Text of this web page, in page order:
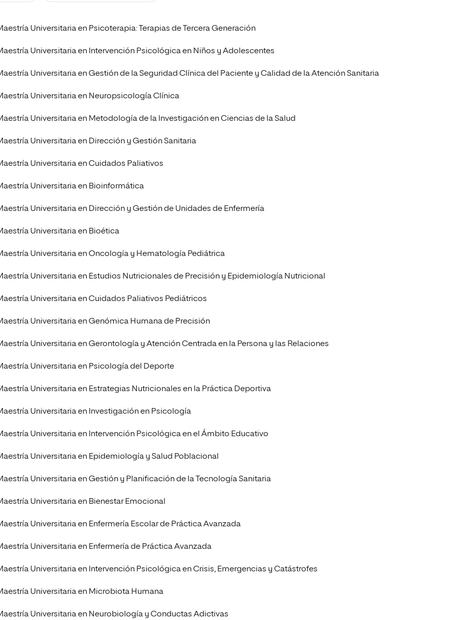
Ciencias Políticas y Relaciones
Universitaria en Psicoterapia: Terapias de Tercera Generación
Universitaria en Intervención Psicológica en Niños y Adolescentes
Universitaria en Gestión de la Seguridad Clínica del Paciente y Calidad de la Atención Sanitaria
Universitaria en Neuropsicología Clínica
Universitaria en Metodología de la Investigación en Ciencias de la Salud
Universitaria en Dirección y Gestión Sanitaria
Universitaria en Cuidados Paliativos
Universitaria en Bioinformática
Universitaria en Dirección y Gestión de Unidades de Enfermería
Universitaria en Bioética
Universitaria en Oncología y Hematología Pediátrica
Universitaria en Estudios Nutricionales de Precisión y Epidemiología Nutricional
Universitaria en Cuidados Paliativos Pediátricos
Universitaria en Genómica Humana de Precisión
Universitaria en Gerontología y Atención Centrada en la Persona y las Relaciones
Universitaria en Psicología del Deporte
Universitaria en Estrategias Nutricionales en la Práctica Deportiva
Universitaria en Investigación en Psicología
Universitaria en Intervención Psicológica en el Ámbito Educativo
Universitaria en Epidemiología y Salud Poblacional
Universitaria en Gestión y Planificación de la Tecnología Sanitaria
Universitaria en Bienestar Emocional
Universitaria en Enfermería Escolar de Práctica Avanzada
Universitaria en Enfermería de Práctica Avanzada
Universitaria en Intervención Psicológica en Crisis, Emergencias y Catástrofes
Universitaria en Microbiota Humana
Universitaria en Neurobiología y Conductas Adictivas